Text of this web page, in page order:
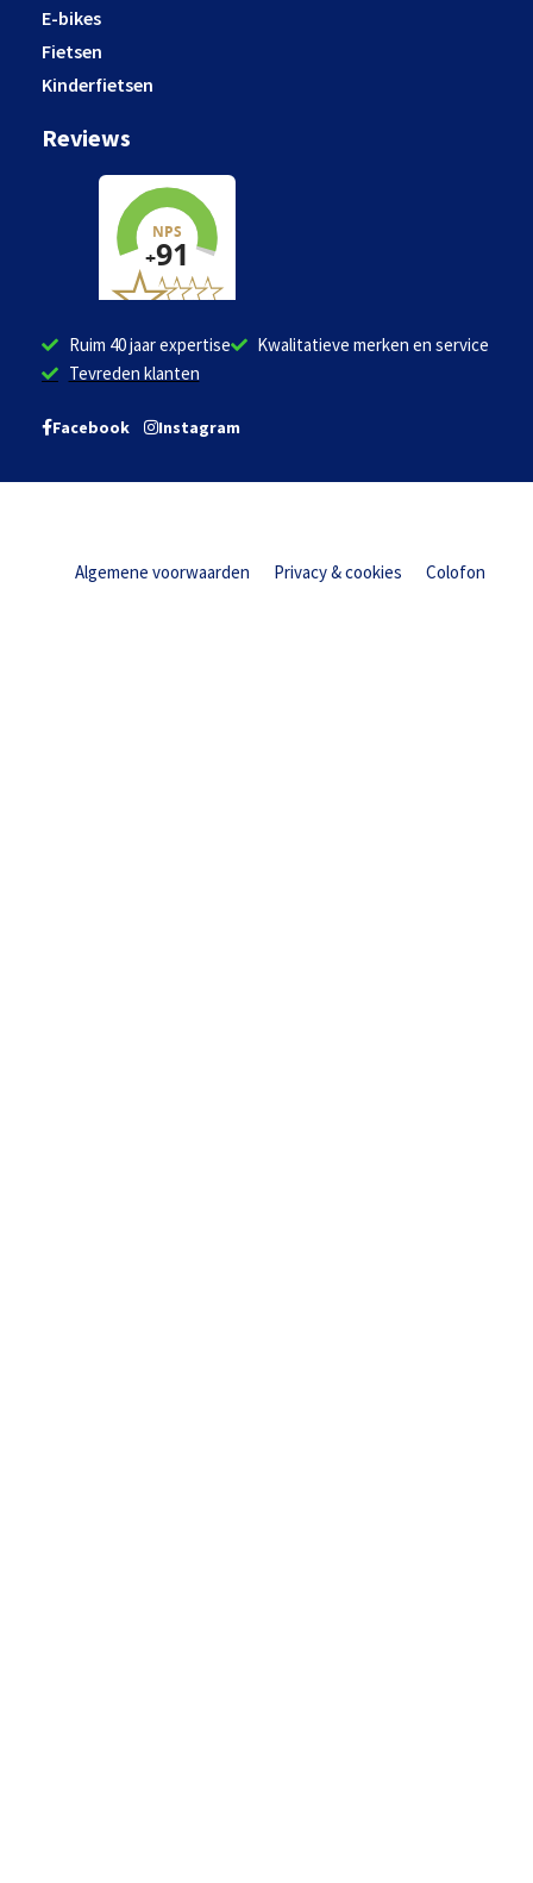
E-bikes
Fietsen
Kinderfietsen
Reviews
Ruim 40 jaar expertise
Kwalitatieve merken en service
Tevreden klanten
Facebook Instagram
Algemene voorwaarden Privacy & cookies Colofon